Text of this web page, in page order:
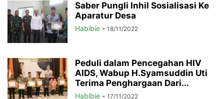
Saber Pungli Inhil Sosialisasi Ke
Aparatur Desa
Habibie - 18/11/2022
Peduli dalam Pencegahan HIV
AIDS, Wabup H.Syamsuddin Uti
Terima Penghargaan Dari...
Habibie - 17/11/2022